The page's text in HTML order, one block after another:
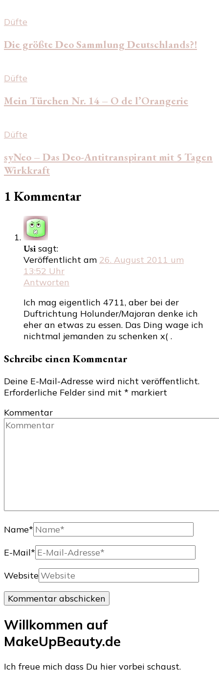
Düfte
Die größte Deo Sammlung Deutschlands?!
Düfte
Mein Türchen Nr. 14 – O de l’Orangerie
Düfte
syNeo – Das Deo-Antitranspirant mit 5 Tagen
Wirkkraft
1 Kommentar
Usi sagt:
Veröffentlicht am 26. August 2011 um
13:52 Uhr
Antworten
Ich mag eigentlich 4711, aber bei der
Duftrichtung Holunder/Majoran denke ich
eher an etwas zu essen. Das Ding wage ich
nichtmal jemanden zu schenken x( .
Schreibe einen Kommentar
Deine E-Mail-Adresse wird nicht veröffentlicht.
Erforderliche Felder sind mit * markiert
Kommentar
Name*
E-Mail*
Website
Willkommen auf
MakeUpBeauty.de
Ich freue mich dass Du hier vorbei schaust.